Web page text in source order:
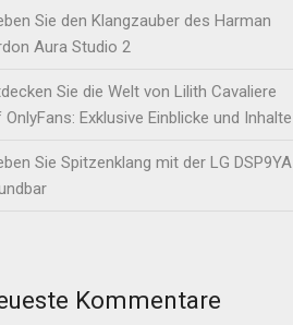
Sie den Klangzauber des Harman
Aura Studio 2
Sie die Welt von Lilith Cavaliere
OnlyFans: Exklusive Einblicke und Inhalte
Sie Spitzenklang mit der LG DSP9YA
Kommentare